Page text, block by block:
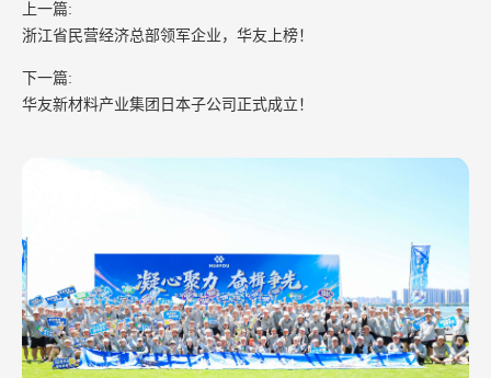
上一篇:
浙江省民营经济总部领军企业，华友上榜！
下一篇:
华友新材料产业集团日本子公司正式成立！